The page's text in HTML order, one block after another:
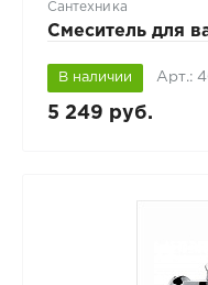
Сантехника
Смеситель для
В наличии Арт.:
5 249 руб.